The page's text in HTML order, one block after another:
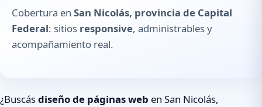
Cobertura en San Nicolás, provincia de Capital
Federal: sitios responsive, administrables y
acompañamiento real.
¿Buscásdiseño de páginas web en San Nicolás,